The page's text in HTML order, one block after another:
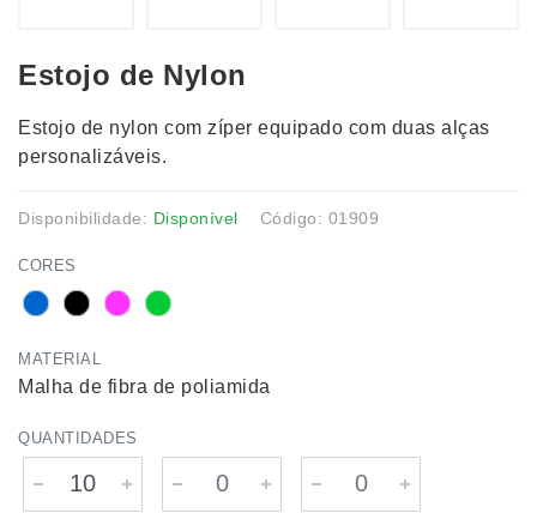
Estojo de Nylon
Estojo de nylon com zíper equipado com duas alças
personalizáveis.
Disponibilidade: Disponível Código: 01909
CORES
MATERIAL
Malha de fibra de poliamida
QUANTIDADES